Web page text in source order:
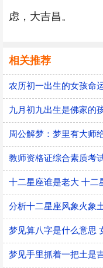
虑，大吉昌。
相关推荐
教师资格证综合素质考
十二星座谁是老大 十二
梦见手里抓着一把土是